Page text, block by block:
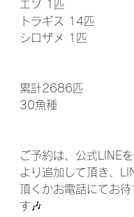
エソ 1匹
トラギス 14匹
シロザメ 1匹
累計2686匹
30魚種
ご予約は、公式LINE
より追加して頂き、
頂くかお電話にてお
す🎶